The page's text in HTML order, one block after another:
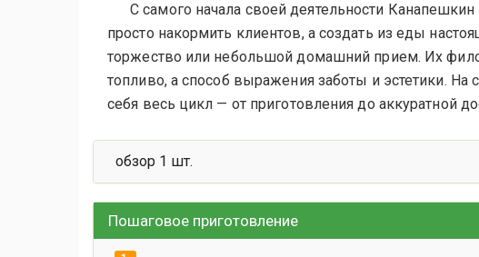
С самого начала своей деятельности Канапешкин
просто накормить клиентов, а создать из еды
торжество или небольшой домашний прием. Их
топливо, а способ выражения заботы и эстетики. На
себя весь цикл — от приготовления до аккуратной
обзор 1 шт.
Пошаговое приготовление